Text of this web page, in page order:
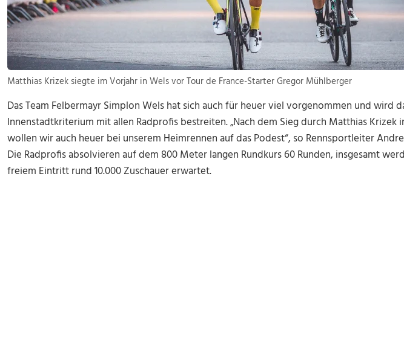
Matthias Krizek siegte im Vorjahr in Wels vor Tour de France-Starter Gregor Mühlberger
Das Team Felbermayr Simplon Wels hat sich auch für heuer viel vorgenommen und wird
Innenstadtkriterium mit allen Radprofis bestreiten. „Nach dem Sieg durch Matthias Krizek
wollen wir auch heuer bei unserem Heimrennen auf das Podest“, so Rennsportleiter
Die Radprofis absolvieren auf dem 800 Meter langen Rundkurs 60 Runden, insgesamt
freiem Eintritt rund 10.000 Zuschauer erwartet.